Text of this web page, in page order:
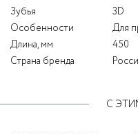
Зубья
3D
Особенности
Для
Длина, мм
450
Страна бренда
С